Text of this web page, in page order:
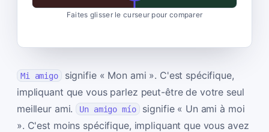
Faites glisser le curseur pour comparer
Mi amigo
signifie « Mon ami ». C'est spécifique,
impliquant que vous parlez peut-être de votre seul
meilleur ami. Un amigo mío signifie « Un ami à moi
». C'est moins spécifique, impliquant que vous avez